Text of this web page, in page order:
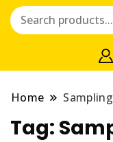
Home
Tag: